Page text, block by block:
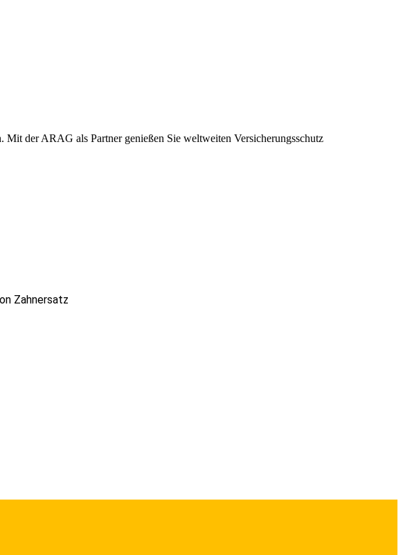
der ARAG als Partner genießen Sie weltweiten Versicherungsschutz
Zahnersatz